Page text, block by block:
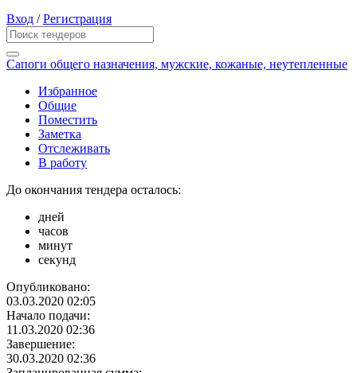
Вход /Регистрация
Сапоги общего назначения, мужские, кожаные, неутепленные
Избранное
Общие
Поместить
Заметка
Отслеживать
В работу
До окончания тендера осталось:
дней
часов
минут
секунд
Опубликовано:
03.03.2020 02:05
Начало подачи:
11.03.2020 02:36
Завершение:
30.03.2020 02:36